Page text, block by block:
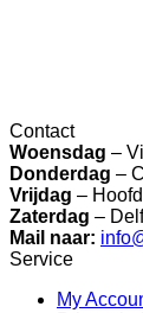
Contact
Woensdag –
Donderdag –
Vrijdag –
Zaterdag –
Mail naar:
Service
My